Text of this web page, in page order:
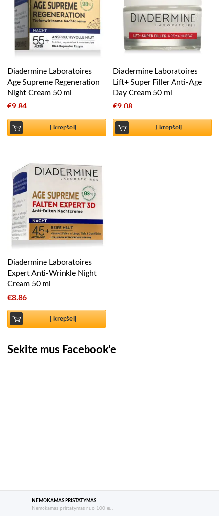
Diadermine Laboratoires
Age Supreme Regeneration
Night Cream 50 ml
€9.84
Į krepšelį
Diadermine Laboratoires
Lift+ Super Filler Anti-Age
Day Cream 50 ml
€9.08
Į krepšelį
Diadermine Laboratoires
Expert Anti-Wrinkle Night
Cream 50 ml
€8.86
Į krepšelį
Sekite mus Facebook’e
NEMOKAMAS PRISTATYMAS
Nemokamas pristatymas nuo 100 eu.